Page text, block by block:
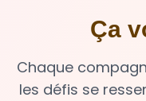
Ça
Chaque
les défis se